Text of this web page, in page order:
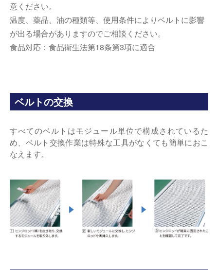
意ください。
温度、薬品、油の種類等、使用条件によりベルトに影響
が出る場合がありますのでご相談ください。
食品対応：食品衛生法第18条第3項に適合
ベルトの交換
すべてのベルトはモジュール単位で構成されているた
め、ベルト交換作業は特殊な工具がなくても簡単におこ
なえます。